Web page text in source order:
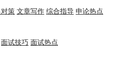
策 文章写作 综合指导 申论热点
面试技巧 面试热点